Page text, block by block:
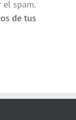
el spam.
de tus